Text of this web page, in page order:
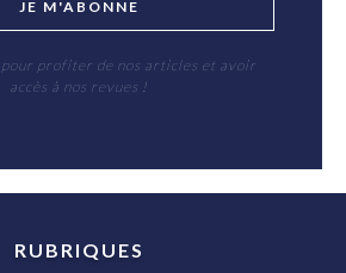
JE M'ABONNE
pour profiter de nos articles et avoir
accès à nos revues !
RUBRIQUES